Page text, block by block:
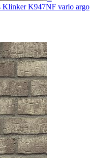
K947NF vario argo